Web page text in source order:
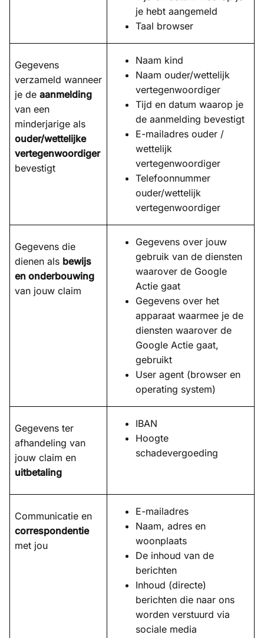
je hebt aangemeld
Taal browser
Gegevens
verzameld wanneer
je de aanmelding
van een
minderjarige als
ouder/wettelijke
vertegenwoordiger
bevestigt
Naam kind
Naam ouder/wettelijk
vertegenwoordiger
Tijd en datum waarop je
de aanmelding bevestigt
E-mailadres ouder /
wettelijk
vertegenwoordiger
Telefoonnummer
ouder/wettelijk
vertegenwoordiger
Gegevens die
dienen als bewijs
en onderbouwing
van jouw claim
Gegevens over jouw
gebruik van de diensten
waarover de Google
Actie gaat
Gegevens over het
apparaat waarmee je de
diensten waarover de
Google Actie gaat,
gebruikt
User agent (browser en
operating system)
Gegevens ter
afhandeling van
jouw claim en
uitbetaling
IBAN
Hoogte
schadevergoeding
Communicatie en
correspondentie
met jou
E-mailadres
Naam, adres en
woonplaats
De inhoud van de
berichten
Inhoud (directe)
berichten die naar ons
worden verstuurd via
sociale media